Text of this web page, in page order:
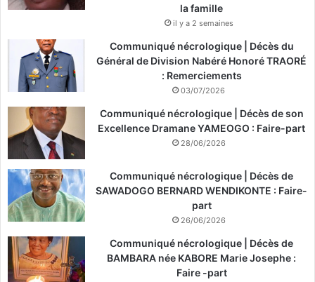
la famille
il y a 2 semaines
Communiqué nécrologique | Décès du
Général de Division Nabéré Honoré TRAORÉ
: Remerciements
03/07/2026
Communiqué nécrologique | Décès de son
Excellence Dramane YAMEOGO : Faire-part
28/06/2026
Communiqué nécrologique | Décès de
SAWADOGO BERNARD WENDIKONTE : Faire-
part
26/06/2026
Communiqué nécrologique | Décès de
BAMBARA née KABORE Marie Josephe :
Faire -part